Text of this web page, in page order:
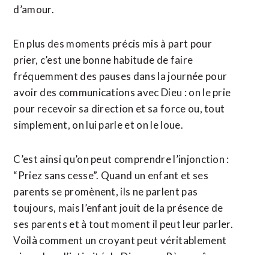
d’amour.
En plus des moments précis mis à part pour
prier, c’est une bonne habitude de faire
fréquemment des pauses dans la journée pour
avoir des communications avec Dieu : on le prie
pour recevoir sa direction et sa force ou, tout
simplement, on lui parle et on le loue.
C’est ainsi qu’on peut comprendre l’injonction :
“Priez sans cesse”. Quand un enfant et ses
parents se promènent, ils ne parlent pas
toujours, mais l’enfant jouit de la présence de
ses parents et à tout moment il peut leur parler.
Voilà comment un croyant peut véritablement